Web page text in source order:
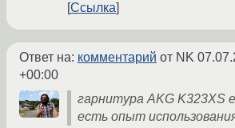
Ссылка
Ответ на: комментарий от NK
+00:00
гарнитура AKG K323XS
есть опыт